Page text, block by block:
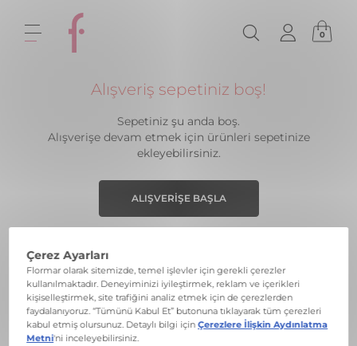
0
Alışveriş sepetiniz boş!
Sepetiniz şu anda boş.
Alışverişe devam etmek için ürünleri sepetinize
ekleyebilirsiniz.
ALIŞVERIŞE BAŞLA
Ücretsiz Kargo
499 TL ve üzeri ücretsiz
Ücretsiz İade
30 gün içinde kolay iade